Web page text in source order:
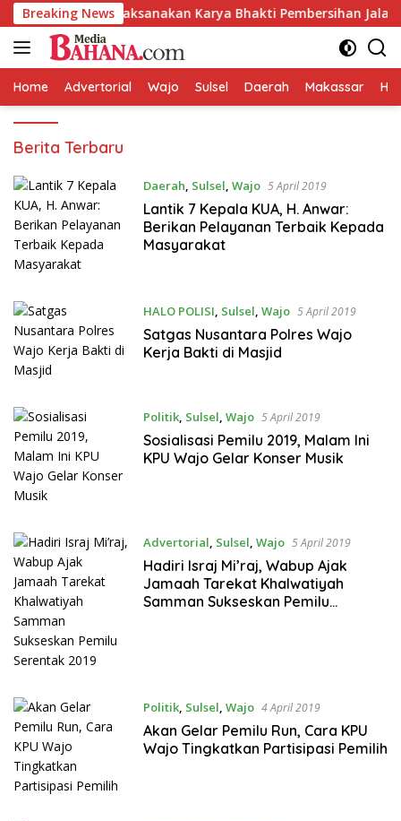
Langsung
ke
konten
Breaking NewsLaksanakan Karya Bhakti Pembersihan Jalan Tani
Home Advertorial Wajo Sulsel Daerah Makassar
Media
Berita Terbaru
Daerah, Sulsel, Wajo 5 April 2019
Lantik 7 Kepala KUA, H. Anwar:
Berikan Pelayanan Terbaik Kepada
Masyarakat
HALO POLISI, Sulsel, Wajo 5 April 2019
Satgas Nusantara Polres Wajo
Kerja Bakti di Masjid
Politik, Sulsel, Wajo 5 April 2019
Sosialisasi Pemilu 2019, Malam Ini
KPU Wajo Gelar Konser Musik
Advertorial, Sulsel, Wajo 5 April 2019
Hadiri Israj Mi’raj, Wabup Ajak
Jamaah Tarekat Khalwatiyah
Samman Sukseskan Pemilu
Politik, Sulsel, Wajo 4 April 2019
Akan Gelar Pemilu Run, Cara KPU
Wajo Tingkatkan Partisipasi Pemilih